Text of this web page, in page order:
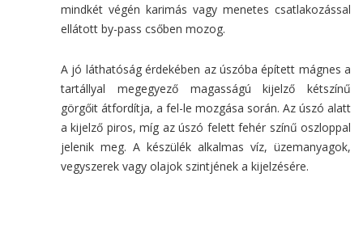
mindkét végén karimás vagy menetes csatlakozással
ellátott by-pass csőben mozog.
A jó láthatóság érdekében az úszóba épített mágnes a
tartállyal megegyező magasságú kijelző kétszínű
görgőit átfordítja, a fel-le mozgása során. Az úszó alatt
a kijelző piros, míg az úszó felett fehér színű oszloppal
jelenik meg. A készülék alkalmas víz, üzemanyagok,
vegyszerek vagy olajok szintjének a kijelzésére.